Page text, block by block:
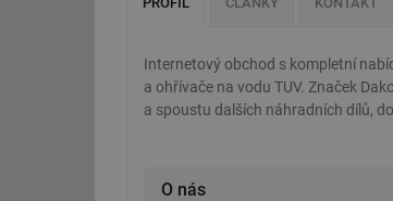
Internetový obchod s kompletní
a ohřívače na vodu TUV. Značek
a spoustu dalších náhradních dílů,
O nás